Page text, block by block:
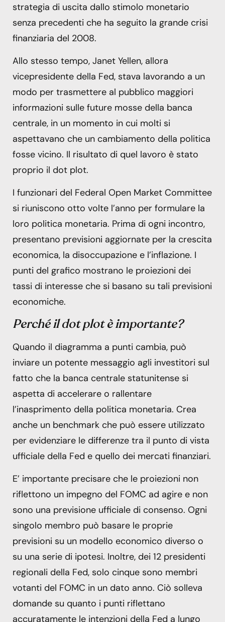
strategia di uscita dallo stimolo monetario
senza precedenti che ha seguito la grande crisi
finanziaria del 2008.
Allo stesso tempo, Janet Yellen, allora
vicepresidente della Fed, stava lavorando a un
modo per trasmettere al pubblico maggiori
informazioni sulle future mosse della banca
centrale, in un momento in cui molti si
aspettavano che un cambiamento della politica
fosse vicino. Il risultato di quel lavoro è stato
proprio il dot plot.
I funzionari del Federal Open Market Committee
si riuniscono otto volte l’anno per formulare la
loro politica monetaria. Prima di ogni incontro,
presentano previsioni aggiornate per la crescita
economica, la disoccupazione e l’inflazione. I
punti del grafico mostrano le proiezioni dei
tassi di interesse che si basano su tali previsioni
economiche.
Perché il dot plot è importante?
Quando il diagramma a punti cambia, può
inviare un potente messaggio agli investitori sul
fatto che la banca centrale statunitense si
aspetta di accelerare o rallentare
l’inasprimento della politica monetaria. Crea
anche un benchmark che può essere utilizzato
per evidenziare le differenze tra il punto di vista
ufficiale della Fed e quello dei mercati finanziari.
E’ importante precisare che le proiezioni non
riflettono un impegno del FOMC ad agire e non
sono una previsione ufficiale di consenso. Ogni
singolo membro può basare le proprie
previsioni su un modello economico diverso o
su una serie di ipotesi. Inoltre, dei 12 presidenti
regionali della Fed, solo cinque sono membri
votanti del FOMC in un dato anno. Ciò solleva
domande su quanto i punti riflettano
accuratamente le intenzioni della Fed a lungo